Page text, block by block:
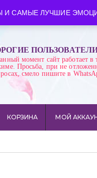
И САМЫЕ ЛУЧШИЕ
момент сайт работает в
Просьба, при не
смело пишите в
КОРЗИНА МОЙ